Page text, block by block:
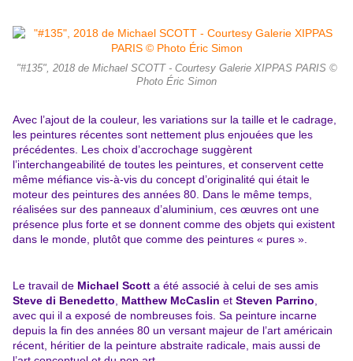
"#135", 2018 de Michael SCOTT - Courtesy Galerie XIPPAS PARIS ©
Photo Éric Simon
Avec l’ajout de la couleur, les variations sur la taille et le cadrage,
les peintures récentes sont nettement plus enjouées que les
précédentes. Les choix d’accrochage suggèrent
l’interchangeabilité de toutes les peintures, et conservent cette
même méfiance vis-à-vis du concept d’originalité qui était le
moteur des peintures des années 80. Dans le même temps,
réalisées sur des panneaux d’aluminium, ces œuvres ont une
présence plus forte et se donnent comme des objets qui existent
dans le monde, plutôt que comme des peintures « pures ».
Le travail de Michael Scott a été associé à celui de ses amis
Steve di Benedetto, Matthew McCaslin et Steven Parrino,
avec qui il a exposé de nombreuses fois. Sa peinture incarne
depuis la fin des années 80 un versant majeur de l’art américain
récent, héritier de la peinture abstraite radicale, mais aussi de